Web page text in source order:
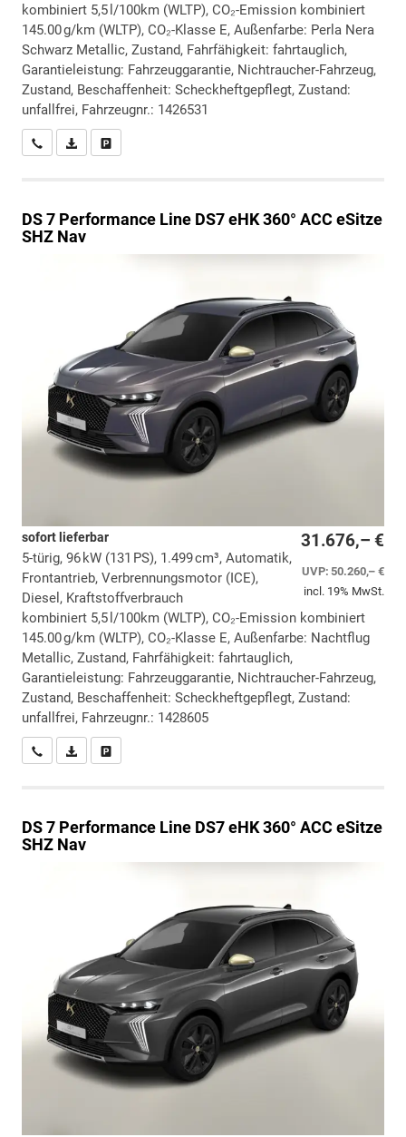
kombiniert 5,5 l/100km (WLTP), CO₂-Emission kombiniert
145.00 g/km (WLTP), CO₂-Klasse E, Außenfarbe: Perla Nera
Schwarz Metallic, Zustand, Fahrfähigkeit: fahrtauglich,
Garantieleistung: Fahrzeuggarantie, Nichtraucher-Fahrzeug,
Zustand, Beschaffenheit: Scheckheftgepflegt, Zustand:
unfallfrei, Fahrzeugnr.: 1426531
Wir rufen Sie anPDF-Datei, Fahrzeugexposé drucken
DS 7 Performance Line DS7 eHK 360° ACC eSitze
SHZ Nav
31.676,– €
UVP:50.260,– €
incl. 19% MwSt.
sofort lieferbar
5-türig, 96 kW (131 PS), 1.499 cm³, Automatik,
Frontantrieb, Verbrennungsmotor (ICE),
Diesel, Kraftstoffverbrauch
kombiniert 5,5 l/100km (WLTP), CO₂-Emission kombiniert
145.00 g/km (WLTP), CO₂-Klasse E, Außenfarbe: Nachtflug
Metallic, Zustand, Fahrfähigkeit: fahrtauglich,
Garantieleistung: Fahrzeuggarantie, Nichtraucher-Fahrzeug,
Zustand, Beschaffenheit: Scheckheftgepflegt, Zustand:
unfallfrei, Fahrzeugnr.: 1428605
Wir rufen Sie anPDF-Datei, Fahrzeugexposé drucken
DS 7 Performance Line DS7 eHK 360° ACC eSitze
SHZ Nav